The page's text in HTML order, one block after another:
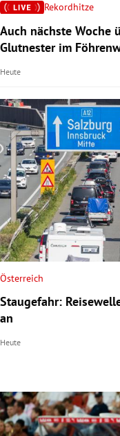
Untermenü
Untermenü
Untermenü
Untermenü
Untermenü
Untermenü
Untermenü
Untermenü
Untermenü
Untermenü
Rekordhitze
Auch nächste Woche
Glutnester im
Heute
Österreich
Staugefahr:
an
Heute